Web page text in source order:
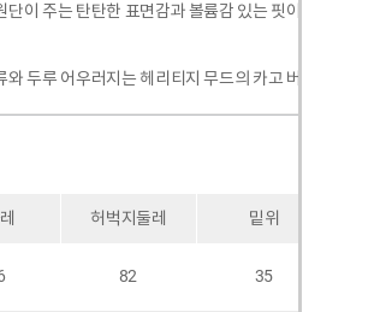
단이 주는 탄탄한 표면감과 볼륨감 있는 핏이 더해져,
와 두루 어우러지는 헤리티지 무드의 카고 버뮤다 밴딩
허벅지둘레 밑위
82 35